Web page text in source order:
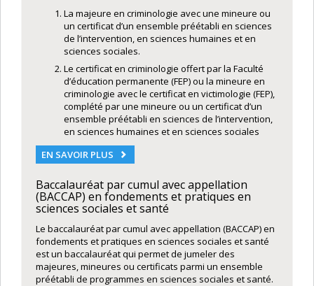
La majeure en criminologie avec une mineure ou
un certificat d’un ensemble préétabli en sciences
de l’intervention, en sciences humaines et en
sciences sociales.
Le certificat en criminologie offert par la Faculté
d’éducation permanente (FEP) ou la mineure en
criminologie avec le certificat en victimologie (FEP),
complété par une mineure ou un certificat d’un
ensemble préétabli en sciences de l’intervention,
en sciences humaines et en sciences sociales
EN SAVOIR PLUS
Baccalauréat par cumul avec appellation
(BACCAP) en fondements et pratiques en
sciences sociales et santé
Le baccalauréat par cumul avec appellation (BACCAP) en
fondements et pratiques en sciences sociales et santé
est un baccalauréat qui permet de jumeler des
majeures, mineures ou certificats parmi un ensemble
préétabli de programmes en sciences sociales et santé.